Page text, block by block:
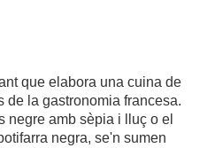
que elabora una cuina de
de la gastronomia francesa.
negre amb sèpia i lluç o el
negra, se'n sumen